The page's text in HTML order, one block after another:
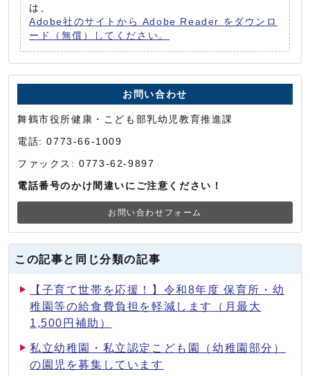
は、
Adobe社のサイトから Adobe Reader をダウンロ
ード（無償）してください。
お問い合わせ
舞鶴市役所健康・こども部乳幼児教育推進課
電話: 0773-66-1009
ファックス: 0773-62-9897
電話番号のかけ間違いにご注意ください！
お問い合わせフォーム
この記事と同じ分類の記事
【子育て世帯を応援！】令和8年度 保育所・幼
稚園等の給食費負担を軽減します（月最大
1,500円補助）
私立幼稚園・私立認定こども園（幼稚園部分）
の園児を募集しています